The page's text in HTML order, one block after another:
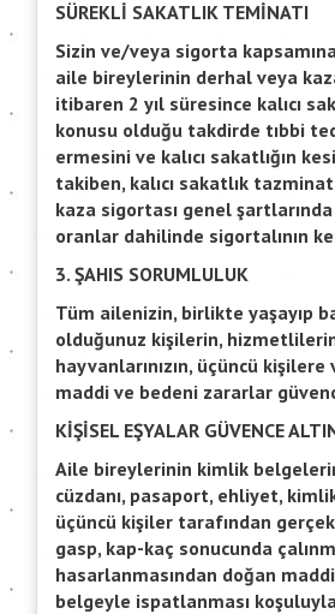
SÜREKLİ SAKATLIK TEMİNATI
Sizin ve/veya sigorta
aile bireylerinin derhal veya
itibaren 2 yıl süresince kalıcı
konusu olduğu takdirde tıbbi
ermesini ve kalıcı sakatlığın
takiben, kalıcı sakatlık
kaza sigortası genel
oranlar dahilinde sigortalının
3. ŞAHIS SORUMLULUK
Tüm ailenizin, birlikte yaşayıp
olduğunuz kişilerin,
hayvanlarınızın, üçüncü
maddi ve bedeni zararlar
KİŞİSEL EŞYALAR GÜVENCE
Aile bireylerinin kimlik
cüzdanı, pasaport, ehliyet,
üçüncü kişiler tarafından
gasp, kap-kaç sonucunda
hasarlanmasından doğan
belgeyle ispatlanması